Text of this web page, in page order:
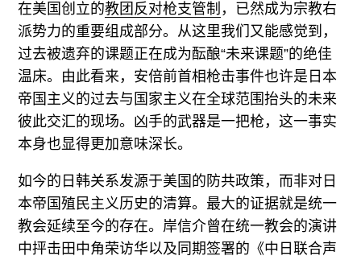
在美国创立的教团反对枪支管制 ，已然成为宗教右
派势力的重要组成部分。从这里我们又能感觉到，
过去被遗弃的课题正在成为酝酿“未来课题”的绝佳
温床。由此看来，安倍前首相枪击事件也许是日本
帝国主义的过去与国家主义在全球范围抬头的未来
彼此交汇的现场。凶手的武器是一把枪，这一事实
本身也显得更加意味深长。
如今的日韩关系发源于美国的防共政策，而非对日
本帝国殖民主义历史的清算。最大的证据就是统一
教会延续至今的存在。岸信介曾在统一教会的演讲
中抨击田中角荣访华以及同期签署的《中日联合声